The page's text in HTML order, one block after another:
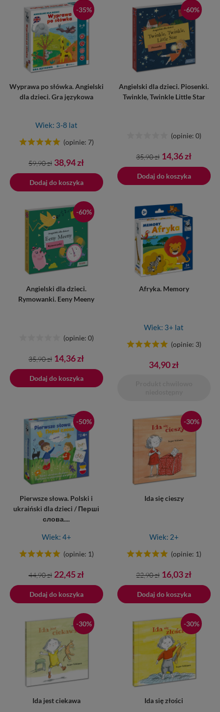
-35%
Wyprawa po słówka. Angielski
dla dzieci. Gra językowa
Wiek: 3-8 lat
(opinie: 7)
Cena
podstawowa
59,90 zł Cena
38,94 zł
Dodaj do koszyka
-60%
Angielski dla dzieci. Piosenki.
Twinkle, Twinkle Little Star
(opinie: 0)
Cena
podstawowa
35,90 zł Cena
14,36 zł
Dodaj do koszyka
Dodano do koszyka
-60%
Angielski dla dzieci.
Rymowanki. Eeny Meeny
(opinie: 0)
Cena
podstawowa
35,90 zł Cena
14,36 zł
Dodaj do koszyka
Afryka. Memory
Wiek: 3+ lat
(opinie: 3)
34,90 zł
-50%
Pierwsze słowa. Polski i
ukraiński dla dzieci / Перші
слова....
Wiek: 4+
(opinie: 1)
Cena
podstawowa
44,90 zł Cena
22,45 zł
Dodaj do koszyka
-30%
Ida się cieszy
Wiek: 2+
(opinie: 1)
Cena
podstawowa
22,90 zł Cena
16,03 zł
Dodaj do koszyka
Dodano do koszyka
-30%
Ida jest ciekawa
-30%
Ida się złości